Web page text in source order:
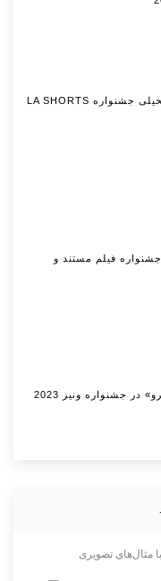
رویاساز بهترین فیلم علمی تخیلی جشنواره LA SHORTS
فیلم مستند و
جشنواره ونیز 2023
مثال‌های تصویری